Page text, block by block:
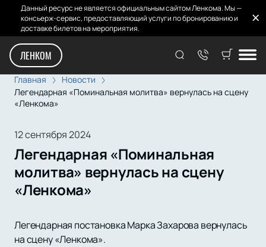
Данный ресурс не является официальным сайтом Ленкома. Мы —
консьерж-сервис, предоставляющий услуги по бронированию и
доставке билетов на мероприятия.
ЛЕНКОМ
Главная
Новости
Легендарная «Поминальная молитва» вернулась на сцену
«Ленкома»
12 сентября 2024
Легендарная «Поминальная
молитва» вернулась на сцену
«Ленкома»
Легендарная постановка Марка Захарова вернулась
на сцену «Ленкома».